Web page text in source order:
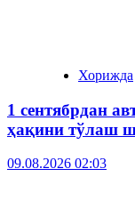
Хорижда
1 сентябрдан
ҳақини тўлаш
09.08.2026 02:03